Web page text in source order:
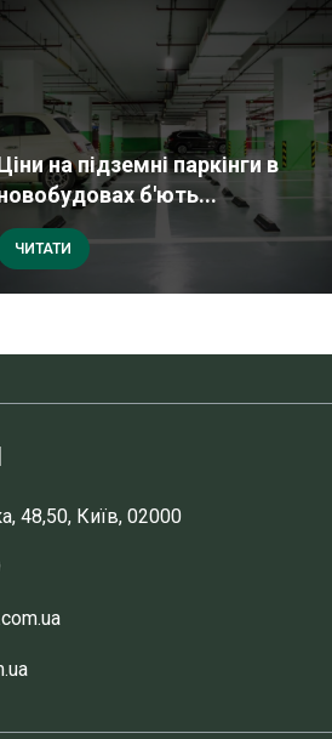
на підземні паркінги в
б'ють...
ЧИТАТИ
48,50, Київ, 02000